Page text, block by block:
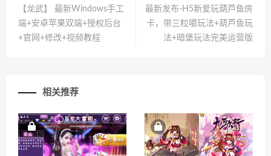
【龙武】 最新Windows手工
端+安卓苹果双端+授权后台
+官网+修改+视频教程
最新发布-H5新爱玩葫芦鱼房
卡，带三粒嚼玩法+葫芦鱼玩
法+暗堡玩法完美运营版
相关推荐